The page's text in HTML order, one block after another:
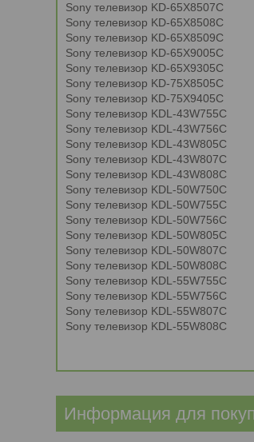
Sony телевизор KD-65X8507C
Sony телевизор KD-65X8508C
Sony телевизор KD-65X8509C
Sony телевизор KD-65X9005C
Sony телевизор KD-65X9305C
Sony телевизор KD-75X8505C
Sony телевизор KD-75X9405C
Sony телевизор KDL-43W755C
Sony телевизор KDL-43W756C
Sony телевизор KDL-43W805C
Sony телевизор KDL-43W807C
Sony телевизор KDL-43W808C
Sony телевизор KDL-50W750C
Sony телевизор KDL-50W755C
Sony телевизор KDL-50W756C
Sony телевизор KDL-50W805C
Sony телевизор KDL-50W807C
Sony телевизор KDL-50W808C
Sony телевизор KDL-55W755C
Sony телевизор KDL-55W756C
Sony телевизор KDL-55W807C
Sony телевизор KDL-55W808C
Информация для